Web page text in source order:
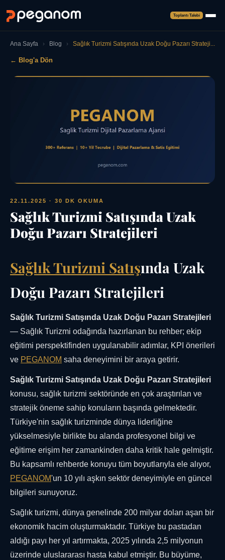
Toplantı Talebi
Ana Sayfa › Blog › Sağlık Turizmi Satışında Uzak Doğu Pazarı Strateji...
← Blog'a Dön
22.11.2025 · 30 DK OKUMA
Sağlık Turizmi Satışında Uzak
Doğu Pazarı Stratejileri
Sağlık Turizmi Satışında Uzak
Doğu Pazarı Stratejileri
Sağlık Turizmi Satışında Uzak Doğu Pazarı Stratejileri
— Sağlık Turizmi odağında hazırlanan bu rehber; ekip
eğitimi perspektifinden uygulanabilir adımlar, KPI önerileri
ve PEGANOM saha deneyimini bir araya getirir.
Sağlık Turizmi Satışında Uzak Doğu Pazarı Stratejileri
konusu, sağlık turizmi sektöründe en çok araştırılan ve
stratejik öneme sahip konuların başında gelmektedir.
Türkiye'nin sağlık turizminde dünya liderliğine
yükselmesiyle birlikte bu alanda profesyonel bilgi ve
eğitime erişim her zamankinden daha kritik hale gelmiştir.
Bu kapsamlı rehberde konuyu tüm boyutlarıyla ele alıyor,
PEGANOM'un 10 yılı aşkın sektör deneyimiyle en güncel
bilgileri sunuyoruz.
Sağlık turizmi, dünya genelinde 200 milyar doları aşan bir
ekonomik hacim oluşturmaktadır. Türkiye bu pastadan
aldığı payı her yıl artırmakta, 2025 yılında 2,5 milyonun
üzerinde uluslararası hasta kabul etmiştir. Bu büyüme,